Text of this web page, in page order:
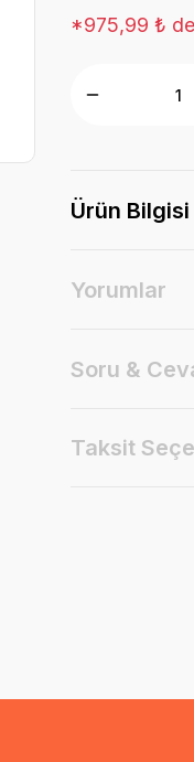
*975,99 ₺
Ürün Bilgisi
Yorumlar
Soru &
Taksit